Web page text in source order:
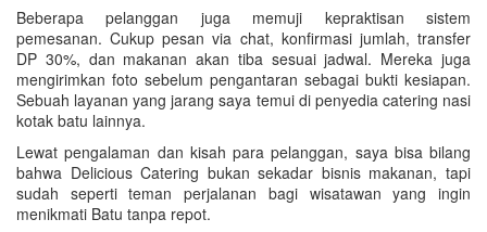
Beberapa pelanggan juga memuji kepraktisan sistem
pemesanan. Cukup pesan via chat, konfirmasi jumlah, transfer
DP 30%, dan makanan akan tiba sesuai jadwal. Mereka juga
mengirimkan foto sebelum pengantaran sebagai bukti kesiapan.
Sebuah layanan yang jarang saya temui di penyedia catering nasi
kotak batu lainnya.
Lewat pengalaman dan kisah para pelanggan, saya bisa bilang
bahwa Delicious Catering bukan sekadar bisnis makanan, tapi
sudah seperti teman perjalanan bagi wisatawan yang ingin
menikmati Batu tanpa repot.